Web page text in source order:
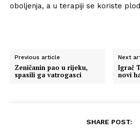
oboljenja, a u terapiji se koriste
Previous article
Zeničanin pao u rijeku,
spasili ga vatrogasci
Next
Igrač
novi
SHARE POST: